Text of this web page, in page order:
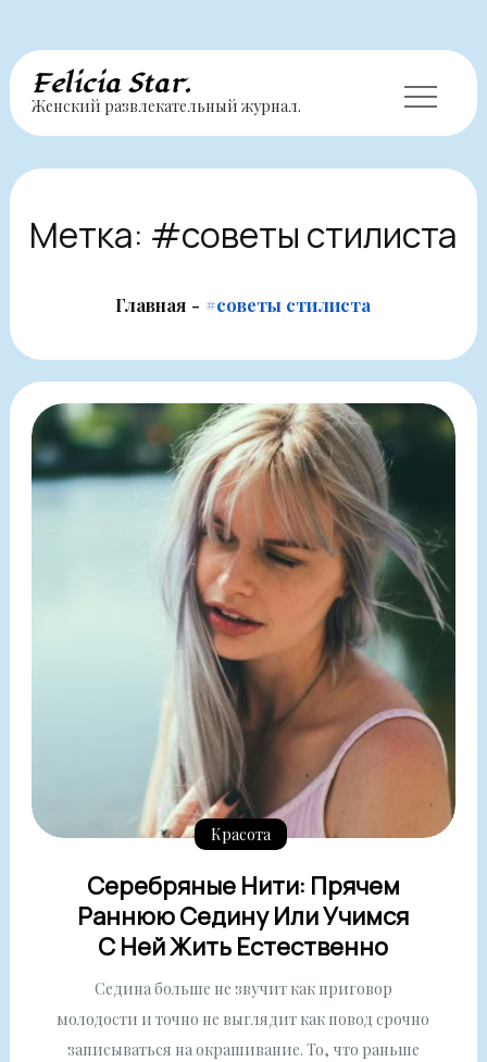
Перейти
содержимому
Felicia Star.
Женский развлекательный журнал.
Метка: #советы стилиста
Главная #советы стилиста
Красота
Серебряные Нити: Прячем
Раннюю Седину Или Учимся
С Ней Жить Естественно
Седина больше не звучит как приговор
молодости и точно не выглядит как повод срочно
записываться на окрашивание. То, что раньше